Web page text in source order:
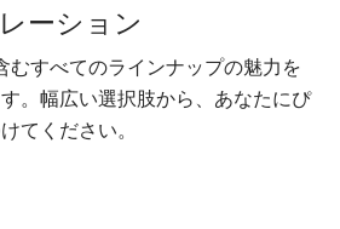
ーション
むすべてのラインナップの魅力を
。幅広い選択肢から、あなたにぴ
てください。